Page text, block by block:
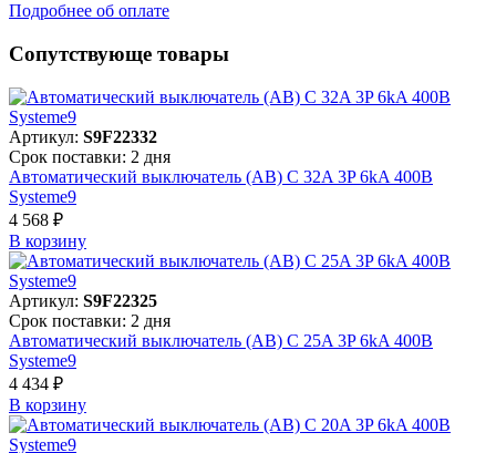
Подробнее об оплате
Сопутствующе товары
Артикул: S9F22332
Срок поставки: 2 дня
Автоматический выключатель (АВ) C 32A 3P 6kA 400В
Systeme9
4 568 ₽
В корзинy
Артикул: S9F22325
Срок поставки: 2 дня
Автоматический выключатель (АВ) C 25A 3P 6kA 400В
Systeme9
4 434 ₽
В корзинy